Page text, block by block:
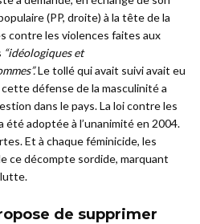
(PP, droite) à la tête de la
contre les violences faites aux
“idéologiques et
Le tollé qui avait suivi avait eu
défense de la masculinité a
dans le pays. La loi contre les
été adoptée à l’unanimité en 2004.
Et à chaque féminicide, les
ce décompte sordide, marquant
de supprimer